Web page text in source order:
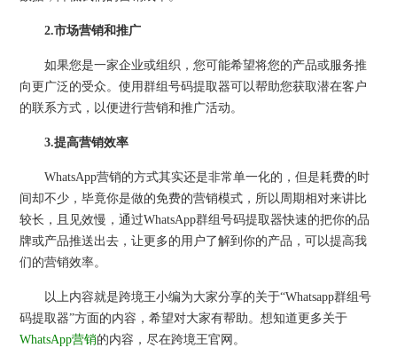
2.市场营销和推广
如果您是一家企业或组织，您可能希望将您的产品或服务推
向更广泛的受众。使用群组号码提取器可以帮助您获取潜在客户
的联系方式，以便进行营销和推广活动。
3.提高营销效率
WhatsApp营销的方式其实还是非常单一化的，但是耗费的时
间却不少，毕竟你是做的免费的营销模式，所以周期相对来讲比
较长，且见效慢，通过WhatsApp群组号码提取器快速的把你的品
牌或产品推送出去，让更多的用户了解到你的产品，可以提高我
们的营销效率。
以上内容就是跨境王小编为大家分享的关于“Whatsapp群组号
码提取器”方面的内容，希望对大家有帮助。想知道更多关于
WhatsApp营销的内容，尽在跨境王官网。